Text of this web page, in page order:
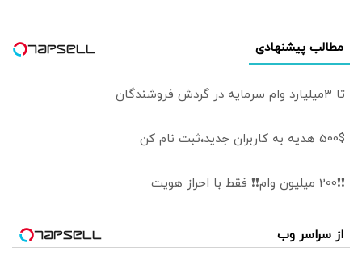
مطالب پیشنهادی
تا 3میلیارد وام سرمایه در گردش فروشندگان
500$ هدیه به کاربران جدید،ثبت نام کن
❗❗200 میلیون وام❗❗ فقط با احراز هویت
از سراسر وب